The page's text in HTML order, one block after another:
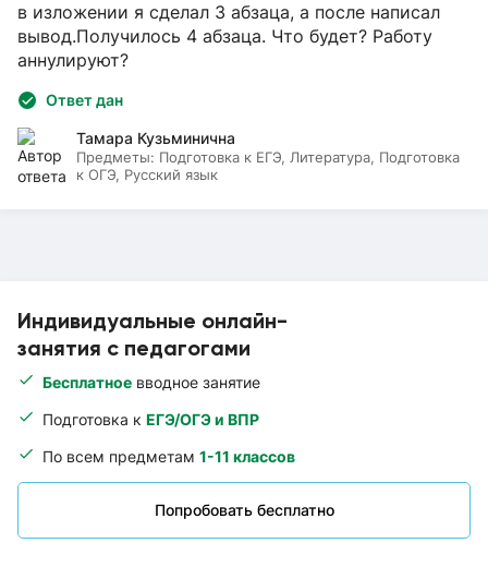
Индивидуальные онлайн-
занятия с педагогами
Бесплатное вводное занятие
Подготовка к ЕГЭ/ОГЭ и ВПР
По всем предметам 1-11 классов
Попробовать бесплатно
в изложении я сделал 3 абзаца, а после написал
вывод.Получилось 4 абзаца. Что будет? Работу
аннулируют?
Ответ дан
Тамара Кузьминична
Предметы: Подготовка к ЕГЭ, Литература, Подготовка
к ОГЭ, Русский язык